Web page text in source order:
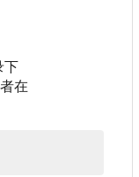
下
在